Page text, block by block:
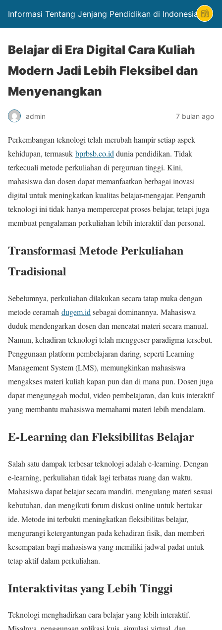
Informasi Tentang Jenjang Pendidikan di Indonesia
Belajar di Era Digital Cara Kuliah
Modern Jadi Lebih Fleksibel dan
Menyenangkan
admin 7 bulan ago
Perkembangan teknologi telah merubah hampir setiap aspek
kehidupan, termasuk bprbsb.co.id dunia pendidikan. Tidak
terkecuali metode perkuliahan di perguruan tinggi. Kini,
mahasiswa dan dosen dapat memanfaatkan berbagai inovasi
digital untuk meningkatkan kualitas belajar-mengajar. Pengaruh
teknologi ini tidak hanya mempercepat proses belajar, tetapi juga
membuat pengalaman perkuliahan lebih interaktif dan personal.
Transformasi Metode Perkuliahan
Tradisional
Sebelumnya, perkuliahan dilakukan secara tatap muka dengan
metode ceramah dugem.id sebagai dominannya. Mahasiswa
duduk mendengarkan dosen dan mencatat materi secara manual.
Namun, kehadiran teknologi telah menggeser paradigma tersebut.
Penggunaan platform pembelajaran daring, seperti Learning
Management System (LMS), memungkinkan mahasiswa
mengakses materi kuliah kapan pun dan di mana pun. Dosen juga
dapat mengunggah modul, video pembelajaran, dan kuis interaktif
yang membantu mahasiswa memahami materi lebih mendalam.
E-Learning dan Fleksibilitas Belajar
Salah satu dampak terbesar teknologi adalah e-learning. Dengan
e-learning, perkuliahan tidak lagi terbatas ruang dan waktu.
Mahasiswa dapat belajar secara mandiri, mengulang materi sesuai
kebutuhan, dan mengikuti forum diskusi online untuk bertukar
ide. Metode ini terbukti meningkatkan fleksibilitas belajar,
mengurangi ketergantungan pada kehadiran fisik, dan memberi
kesempatan bagi mahasiswa yang memiliki jadwal padat untuk
tetap aktif dalam perkuliahan.
Interaktivitas yang Lebih Tinggi
Teknologi menghadirkan cara belajar yang lebih interaktif.